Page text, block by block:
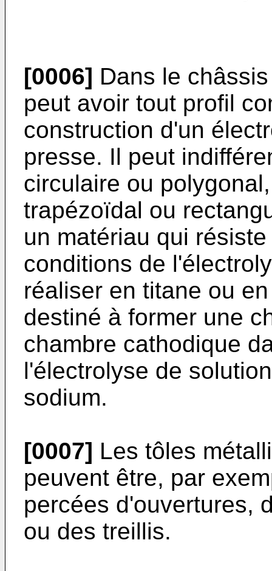
[0006] Dans le
peut avoir tout profil
construction d'un
presse. Il peut
circulaire ou
trapézoïdal ou
un matériau qui
conditions de
réaliser en titane ou
destiné à former une
chambre cathodique
l'électrolyse de
sodium.
[0007] Les tôles
peuvent être, par
percées d'ouvertures,
ou des treillis.